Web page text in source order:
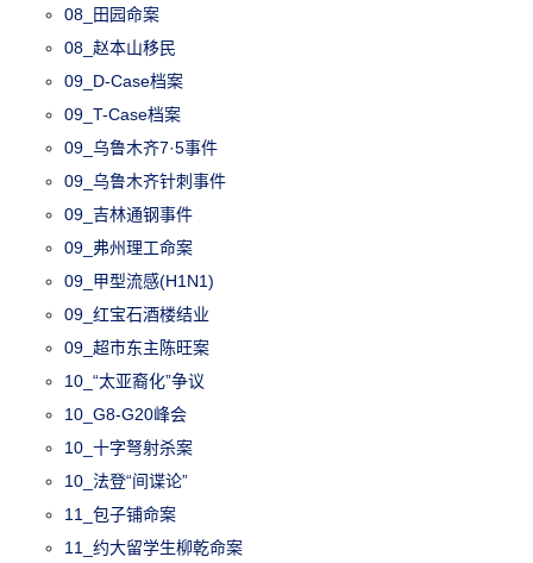
08_田园命案
08_赵本山移民
09_D-Case档案
09_T-Case档案
09_乌鲁木齐7·5事件
09_乌鲁木齐针刺事件
09_吉林通钢事件
09_弗州理工命案
09_甲型流感(H1N1)
09_红宝石酒楼结业
09_超市东主陈旺案
10_“太亚裔化”争议
10_G8-G20峰会
10_十字弩射杀案
10_法登“间谍论”
11_包子铺命案
11_约大留学生柳乾命案